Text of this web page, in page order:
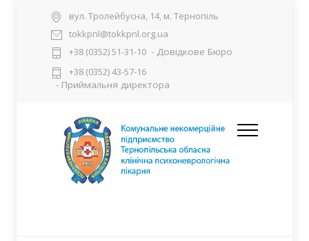
вул. Тролейбусна, 14, м. Тернопіль
tokkpnl@tokkpnl.org.ua
+38 (0352) 51-31-10 - Довідкове Бюро
+38 (0352) 43-57-16
- Приймальня директора